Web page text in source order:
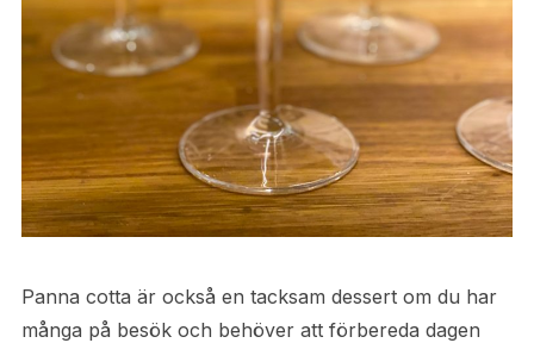
Panna cotta är också en tacksam dessert om du har
många på besök och behöver att förbereda dagen